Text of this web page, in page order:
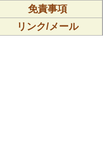
免責事項
リンク/メール